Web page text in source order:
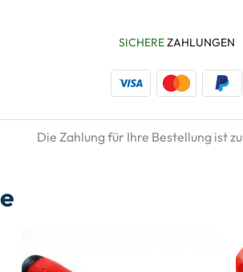
SICHEREZAHLUNGEN
Die Zahlung für Ihre Bestellung ist zu